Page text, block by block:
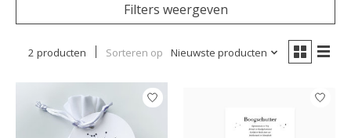
Filters weergeven
2 producten Sorteren op Nieuwste producten